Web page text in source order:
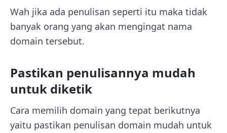
Wah jika ada penulisan seperti itu maka tidak
banyak orang yang akan mengingat nama
domain tersebut.
Pastikan penulisannya mudah
untuk diketik
Cara memilih domain yang tepat berikutnya
yaitu pastikan penulisan domain mudah untuk